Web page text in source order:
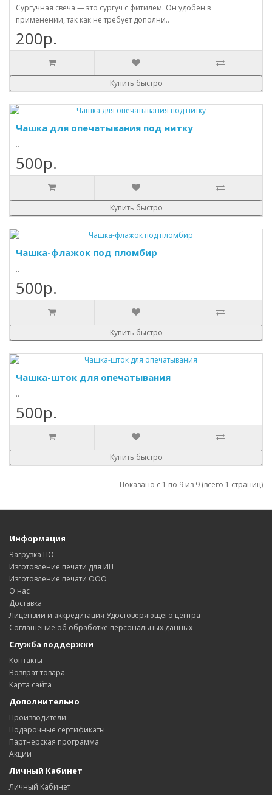
Сургучная свеча — это сургуч с фитилём. Он удобен в
применении, так как не требует дополни..
200р.
Купить быстро
Чашка для опечатывания под нитку
..
500р.
Купить быстро
Чашка-флажок под пломбир
..
500р.
Купить быстро
Чашка-шток для опечатывания
..
500р.
Купить быстро
Показано с 1 по 9 из 9 (всего 1 страниц)
Информация
Загрузка ПО
Изготовление печати для ИП
Изготовление печати ООО
О нас
Доставка
Лицензии и аккредитация Удостоверяющего центра
Соглашение об обработке персональных данных
Служба поддержки
Контакты
Возврат товара
Карта сайта
Дополнительно
Производители
Подарочные сертификаты
Партнерская программа
Акции
Личный Кабинет
Личный Кабинет